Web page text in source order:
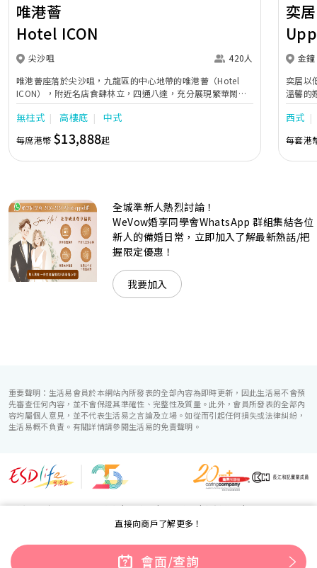
唯港薈
Hotel ICON
尖沙咀
420人
唯港薈座落於尖沙咀，九龍區的中心地帶的唯港薈（Hotel
ICON），附近名店食肆林立，四通八達，充分展現繁華鬧巿
中的活力個性，成為一眾準新人舉辦婚宴的熱門之選。專業團
隊由策劃統籌至所有婚宴每個細節，唯港薈都力臻完美，保證
讓您留下獨特的醉人回憶。 擁有時尚高樓頂的Silverbox宴會
廳，配置了全套先進的視聽影音及燈光設備配套，並採用極富
現代時尚感的水晶玻璃燈，演繹出與別不同的經典神韻。不論
準新人的個性及預算﹔保證為您打造夢寐以求的特別日子，令
賓客永誌難忘！
無柱式 高樓底 中式
每席港幣 $13,888起
奕居
金鐘
奕居以
溫馨的
團隊會
西式
每套港
全城準新人熱烈討論！
WeVow婚享同學會WhatsApp 群組集結各位
新人的備婚日常，立即加入了解最新熱話/把
握限定優惠！
我要加入
直接向商戶了解更多！
會面/查詢
重要聲明：生活易會員於本網站內所發表的全部內容為即時更新，因此生活易不會預
先審查任何內容，並不會保證其準確性、完整性及質量。此外，會員所發表的全部內
容均屬個人意見，並不代表生活易之言論及立場。如從而引起任何損失或法律糾紛，
生活易概不負責。有關詳情請參閱生活易的免責聲明。
生活易服務範圍 ：電子商貿|IT 方案|廣告宣傳|新婚導航|
© ESD Services Limited 2000-2026